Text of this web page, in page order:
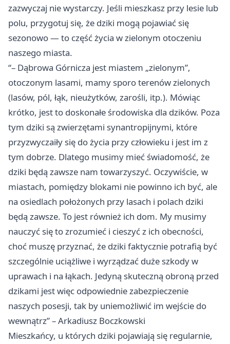
zazwyczaj nie wystarczy. Jeśli mieszkasz przy lesie lub
polu, przygotuj się, że dziki mogą pojawiać się
sezonowo — to część życia w zielonym otoczeniu
naszego miasta.
“– Dąbrowa Górnicza jest miastem „zielonym”,
otoczonym lasami, mamy sporo terenów zielonych
(lasów, pól, łąk, nieużytków, zarośli, itp.). Mówiąc
krótko, jest to doskonałe środowiska dla dzików. Poza
tym dziki są zwierzętami synantropijnymi, które
przyzwyczaiły się do życia przy człowieku i jest im z
tym dobrze. Dlatego musimy mieć świadomość, że
dziki będą zawsze nam towarzyszyć. Oczywiście, w
miastach, pomiędzy blokami nie powinno ich być, ale
na osiedlach położonych przy lasach i polach dziki
będą zawsze. To jest również ich dom. My musimy
nauczyć się to zrozumieć i cieszyć z ich obecności,
choć muszę przyznać, że dziki faktycznie potrafią być
szczególnie uciążliwe i wyrządzać duże szkody w
uprawach i na łąkach. Jedyną skuteczną obroną przed
dzikami jest więc odpowiednie zabezpieczenie
naszych posesji, tak by uniemożliwić im wejście do
wewnątrz” – Arkadiusz Boczkowski
Mieszkańcy, u których dziki pojawiają się regularnie,